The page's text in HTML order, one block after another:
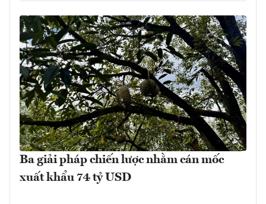
Ba giải pháp chiến lược nhằm cán mốc
xuất khẩu 74 tỷ USD